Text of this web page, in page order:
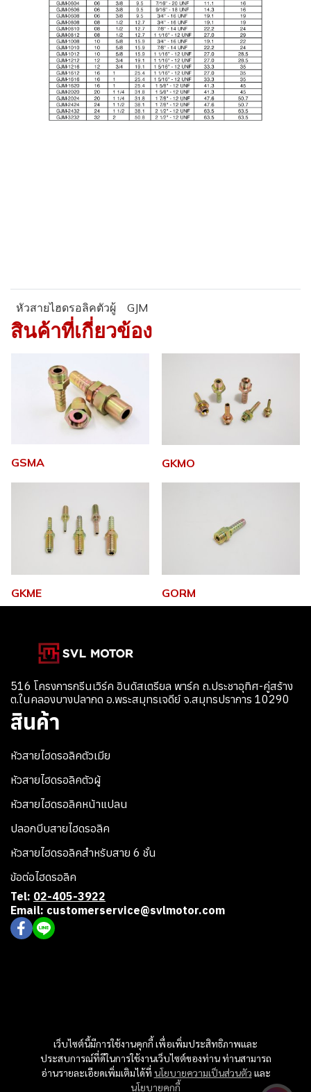
หัวสายไฮดรอลิคตัวผู้ GJM
สินค้าที่เกี่ยวข้อง
GSMA GKMO
GKME GORM
เว็บไซต์นี้มีการใช้งานคุกกี้ เพื่อเพิ่มประสิทธิภาพและ
ประสบการณ์ที่ดีในการใช้งานเว็บไซต์ของท่าน ท่านสามารถ
อ่านรายละเอียดเพิ่มเติมได้ที่ นโยบายความเป็นส่วนตัว และ
นโยบายคุกกี้
516 โครงการกรีนเวิร์ค อินดัสเตรียล พาร์ค ถ.ประชาอุทิศ-คู่สร้าง
ต.ในคลองบางปลากด อ.พระสมุทรเจดีย์ จ.สมุทรปราการ 10290
สินค้า
หัวสายไฮดรอลิคตัวเมีย
หัวสายไฮดรอลิคตัวผู้
หัวสายไฮดรอลิคหน้าแปลน
ปลอกบีบสายไฮดรอลิค
หัวสายไฮดรอลิคสำหรับสาย 6 ชั้น
ข้อต่อไฮดรอลิค
Tel: 02-405-3922
Email: customerservice@svlmotor.com